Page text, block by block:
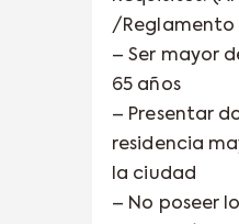
/Reglamento
– Ser mayor
65 años
– Presentar
residencia
la ciudad
– No poseer